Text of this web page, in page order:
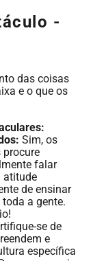
-
das coisas
e o que os
Sim, os
falar
atitude
de ensinar
a gente.
se de
e
específica